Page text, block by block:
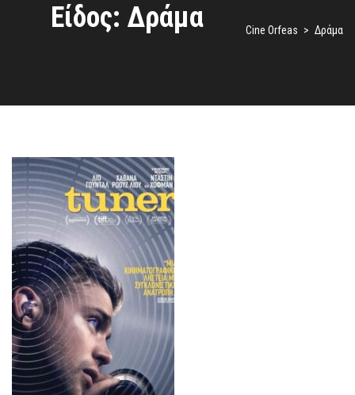
Είδος: Δράμα Cine Orfeas > Δράμα